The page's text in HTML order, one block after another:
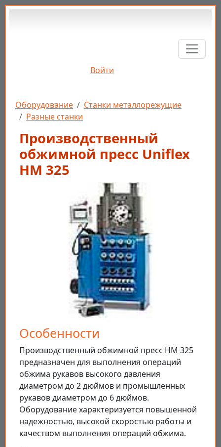
Перейти к основному содержанию
Войти
Строка навигации
Оборудование
Станки металлорежущие
Разные станки
Производственный
обжимной пресс Uniflex
HM 325
Особенности
Производственный обжимной пресс HM 325
предназначен для выполнения операций
обжима рукавов высокого давления
диаметром до 2 дюймов и промышленных
рукавов диаметром до 6 дюймов.
Оборудование характеризуется повышенной
надежностью, высокой скоростью работы и
качеством выполнения операций обжима.